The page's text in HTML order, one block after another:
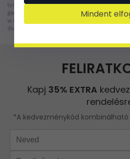
tych bardziej eleganckich. Jeżeli zależy Ci na
garderobą w różnych kolorach, polecamy
w naszej ofercie znajdziesz wiele urzekających
do zakupów!
Mindent